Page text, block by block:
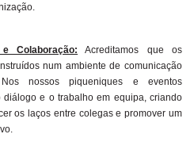
Colaboração: Acreditamos que os
num ambiente de comunicação
nossos piqueniques e eventos
diálogo e o trabalho em equipa, criando
os laços entre colegas e promover um